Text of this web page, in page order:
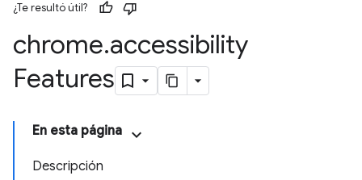
¿Te resultó útil?
chrome.accessibility
Features
En esta página
Descripción